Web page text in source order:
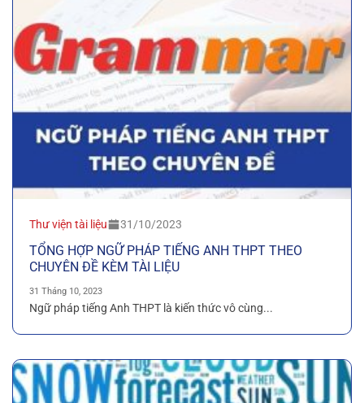
Thư viện tài liệu 31/10/2023
TỔNG HỢP NGỮ PHÁP TIẾNG ANH THPT THEO
CHUYÊN ĐỀ KÈM TÀI LIỆU
31 Tháng 10, 2023
Ngữ pháp tiếng Anh THPT là kiến thức vô cùng...